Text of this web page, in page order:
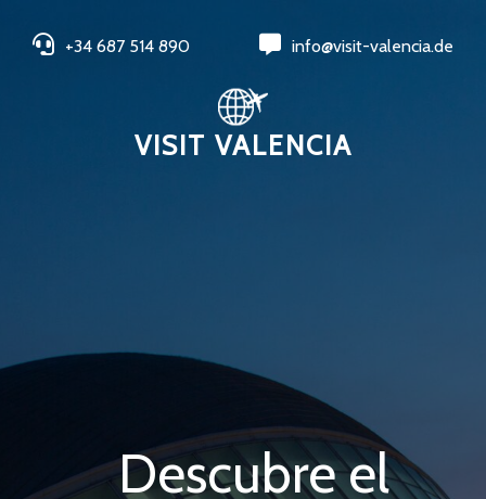
+34 687 514 890 info@visit-valencia.de
VISIT VALENCIA
Descubre el